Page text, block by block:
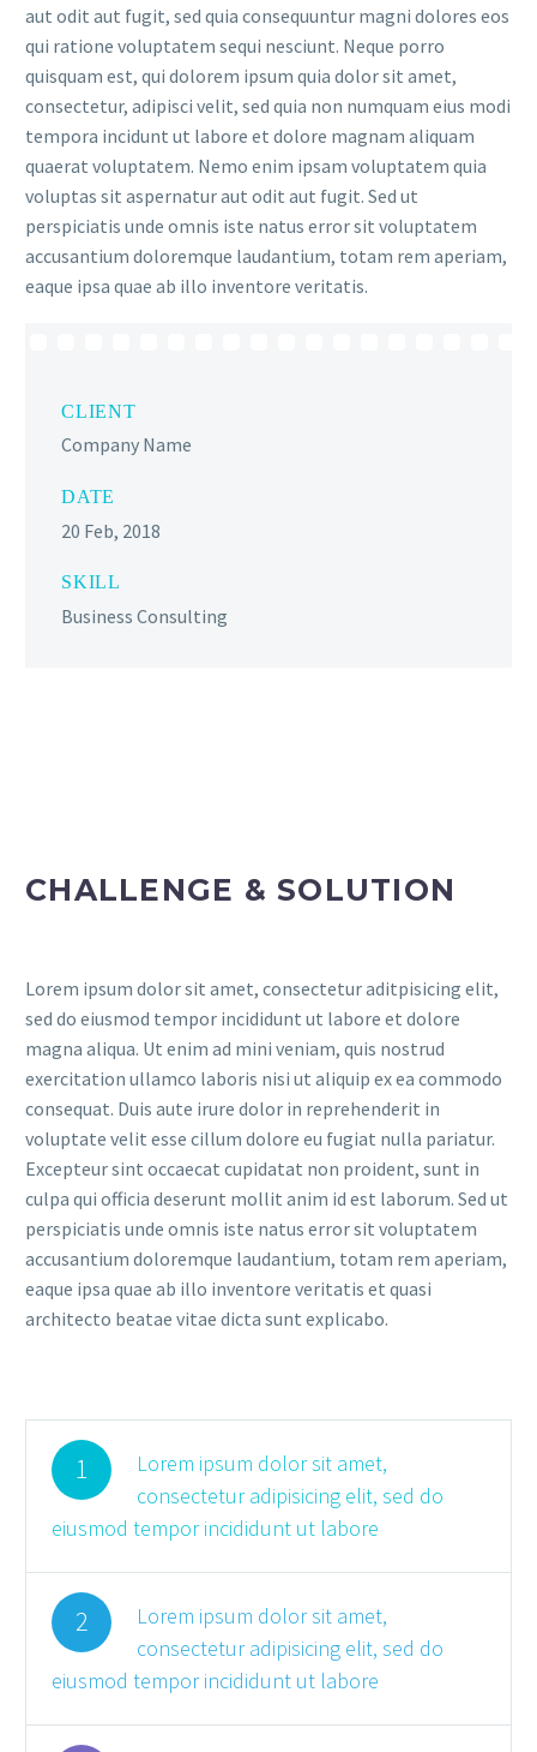
aut odit aut fugit, sed quia consequuntur magni dolores eos
qui ratione voluptatem sequi nesciunt. Neque porro
quisquam est, qui dolorem ipsum quia dolor sit amet,
consectetur, adipisci velit, sed quia non numquam eius modi
tempora incidunt ut labore et dolore magnam aliquam
quaerat voluptatem. Nemo enim ipsam voluptatem quia
voluptas sit aspernatur aut odit aut fugit. Sed ut
perspiciatis unde omnis iste natus error sit voluptatem
accusantium doloremque laudantium, totam rem aperiam,
eaque ipsa quae ab illo inventore veritatis.
CLIENT
Company Name
DATE
20 Feb, 2018
SKILL
Business Consulting
CHALLENGE & SOLUTION
Lorem ipsum dolor sit amet, consectetur aditpisicing elit,
sed do eiusmod tempor incididunt ut labore et dolore
magna aliqua. Ut enim ad mini veniam, quis nostrud
exercitation ullamco laboris nisi ut aliquip ex ea commodo
consequat. Duis aute irure dolor in reprehenderit in
voluptate velit esse cillum dolore eu fugiat nulla pariatur.
Excepteur sint occaecat cupidatat non proident, sunt in
culpa qui officia deserunt mollit anim id est laborum. Sed ut
perspiciatis unde omnis iste natus error sit voluptatem
accusantium doloremque laudantium, totam rem aperiam,
eaque ipsa quae ab illo inventore veritatis et quasi
architecto beatae vitae dicta sunt explicabo.
1
Lorem ipsum dolor sit amet,
consectetur adipisicing elit, sed do
eiusmod tempor incididunt ut labore
2
Lorem ipsum dolor sit amet,
consectetur adipisicing elit, sed do
eiusmod tempor incididunt ut labore